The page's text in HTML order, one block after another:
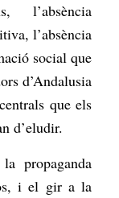
l’absència
l’absència
social que
d’Andalusia
que els
d’eludir.
propaganda
i el gir a la